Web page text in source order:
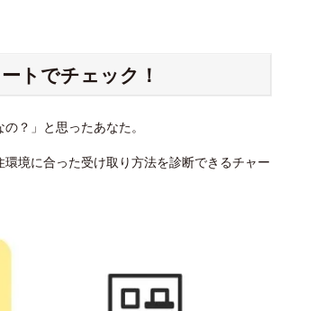
トでチェック！
？」と思ったあなた。
境に合った受け取り方法を診断できるチャー